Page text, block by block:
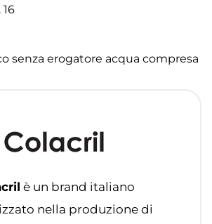
senza erogatore acqua compresa
è un brand italiano
nella produzione di